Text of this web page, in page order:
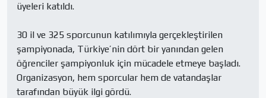
üyeleri katıldı.
30 il ve 325 sporcunun katılımıyla gerçekleştirilen
şampiyonada, Türkiye’nin dört bir yanından gelen
öğrenciler şampiyonluk için mücadele etmeye başladı.
Organizasyon, hem sporcular hem de vatandaşlar
tarafından büyük ilgi gördü.